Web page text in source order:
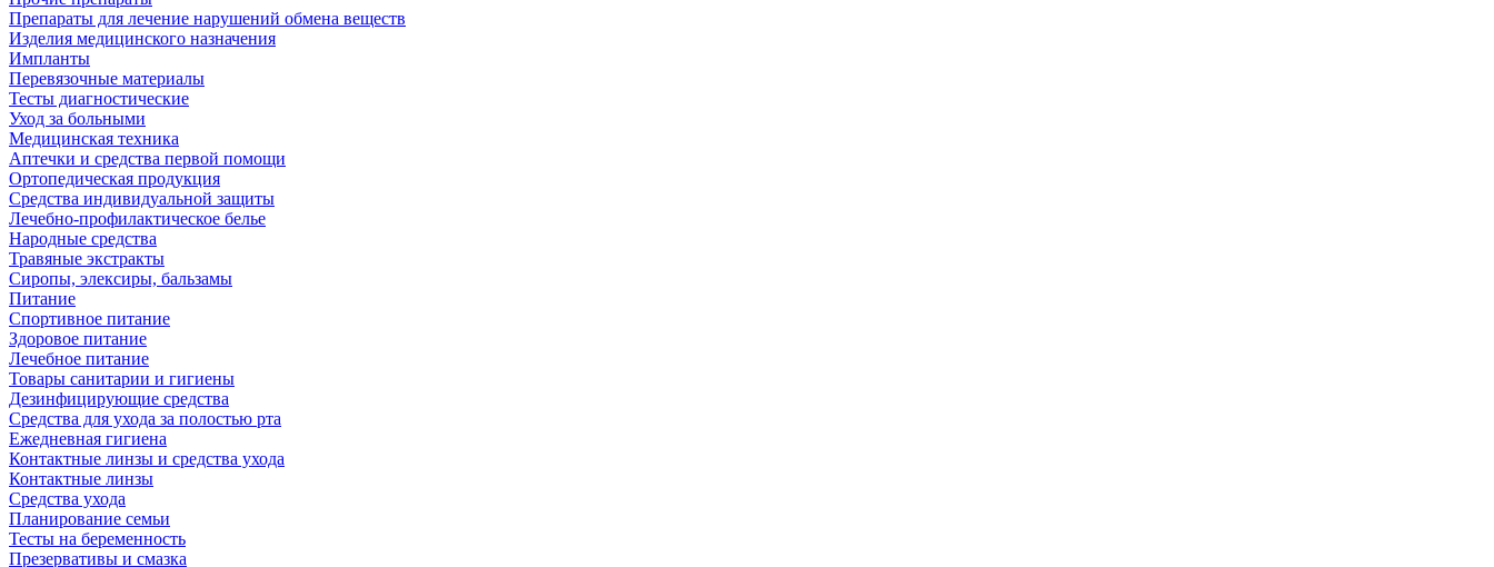
Препараты для лечение нарушений обмена веществ
Изделия медицинского назначения
Импланты
Перевязочные материалы
Тесты диагностические
Уход за больными
Медицинская техника
Аптечки и средства первой помощи
Ортопедическая продукция
Средства индивидуальной защиты
Лечебно-профилактическое белье
Народные средства
Травяные экстракты
Сиропы, элексиры, бальзамы
Питание
Спортивное питание
Здоровое питание
Лечебное питание
Товары санитарии и гигиены
Дезинфицирующие средства
Средства для ухода за полостью рта
Ежедневная гигиена
Контактные линзы и средства ухода
Контактные линзы
Средства ухода
Планирование семьи
Тесты на беременность
Презервативы и смазка